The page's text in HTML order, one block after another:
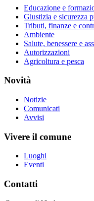
Educazione e
Giustizia e sicurezza
Tributi, finanze e
Ambiente
Salute, benessere e
Autorizzazioni
Agricoltura e pesca
Novità
Notizie
Comunicati
Avvisi
Vivere il comune
Luoghi
Eventi
Contatti